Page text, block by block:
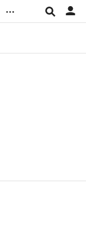
...